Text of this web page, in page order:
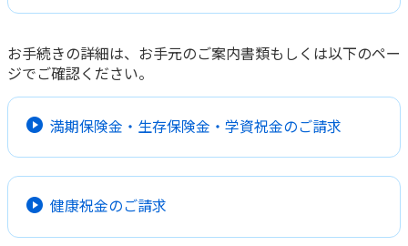
マイページでできること
新規登録
ログイン
ご契約内容の確認
保険の探し方のポイント
これからのライフイベントでかかる費用とは？
お問い合わせ先
保険
医療
お金
子育て
ライフプラン
ご挨拶
経営理念・経営戦略
会社概要
財務情報
株主・投資家のみなさまへ
日本郵政グループとしての取り組み
CM・オウンドメディア／ソーシャルメディア
サステナビリティ
株主・投資家のみなさまへ
採用情報
English
お手続きの詳細は、お手元のご案内書類もしくは以下のペー
ジでご確認ください。
満期保険金・生存保険金・学資祝金のご請求
健康祝金のご請求